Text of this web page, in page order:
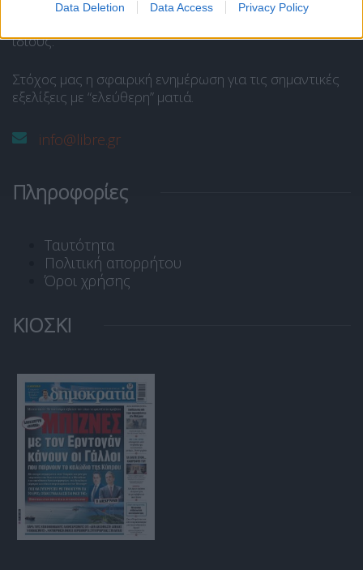
Data Deletion Data Access Privacy Policy
ίδιους.
Στόχος μας η σφαιρική ενημέρωση για τις σημαντικές
εξελίξεις με “ελεύθερη” ματιά.
info@libre.gr
Πληροφορίες
Ταυτότητα
Πολιτική απορρήτου
Όροι χρήσης
ΚΙΟΣΚΙ